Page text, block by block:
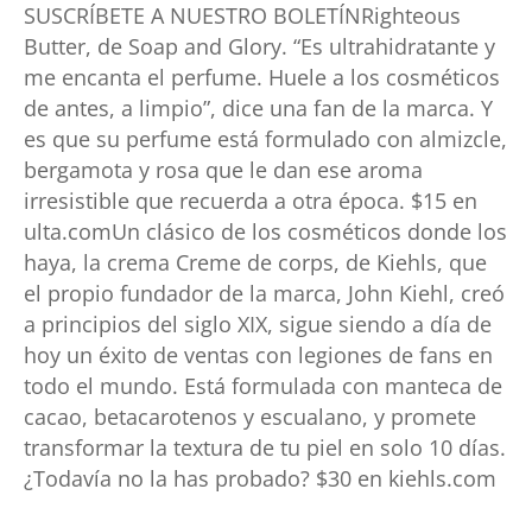
SUSCRÍBETE A NUESTRO BOLETÍNRighteous
Butter, de Soap and Glory. “Es ultrahidratante y
me encanta el perfume. Huele a los cosméticos
de antes, a limpio”, dice una fan de la marca. Y
es que su perfume está formulado con almizcle,
bergamota y rosa que le dan ese aroma
irresistible que recuerda a otra época. $15 en
ulta.comUn clásico de los cosméticos donde los
haya, la crema Creme de corps, de Kiehls, que
el propio fundador de la marca, John Kiehl, creó
a principios del siglo XIX, sigue siendo a día de
hoy un éxito de ventas con legiones de fans en
todo el mundo. Está formulada con manteca de
cacao, betacarotenos y escualano, y promete
transformar la textura de tu piel en solo 10 días.
¿Todavía no la has probado? $30 en kiehls.com